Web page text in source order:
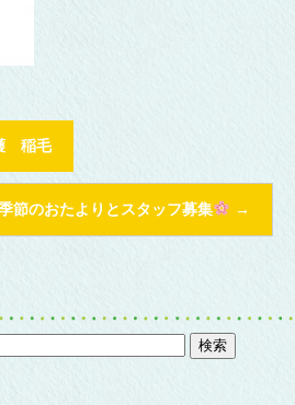
稲毛
節のおたよりとスタッフ募集 →